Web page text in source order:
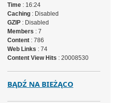
Time: 16:24
Caching: Disabled
GZIP: Disabled
Members : 7
Content: 786
Web Links : 74
Content View Hits : 20008530
BĄDŹ NA BIEŻĄCO